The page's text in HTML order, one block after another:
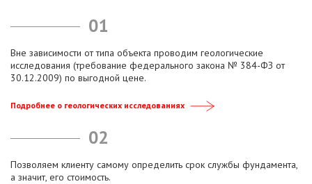
01
Вне зависимости от типа объекта проводим геологические
исследования (требование федерального закона № 384-ФЗ от
30.12.2009) по выгодной цене.
Подробнее о геологических исследованиях
02
Позволяем клиенту самому определить срок службы фундамента,
а значит, его стоимость.